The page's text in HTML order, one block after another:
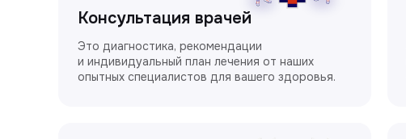
Консультация врачей
Это диагностика, рекомендации
и индивидуальный план лечения от наших
опытных специалистов для вашего здоровья.